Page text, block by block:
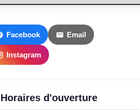
Facebook Email
Instagram
Horaires d'ouverture